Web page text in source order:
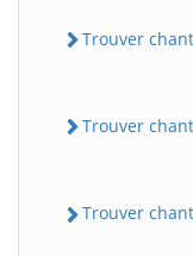
Trouver
Trouver
Trouver